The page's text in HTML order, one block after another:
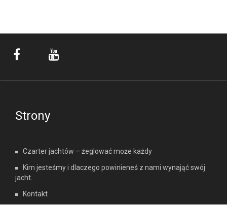
Strony
Czarter jachtów – żeglować może każdy
Kim jesteśmy i dlaczego powinieneś z nami wynająć swój
jacht.
Kontakt